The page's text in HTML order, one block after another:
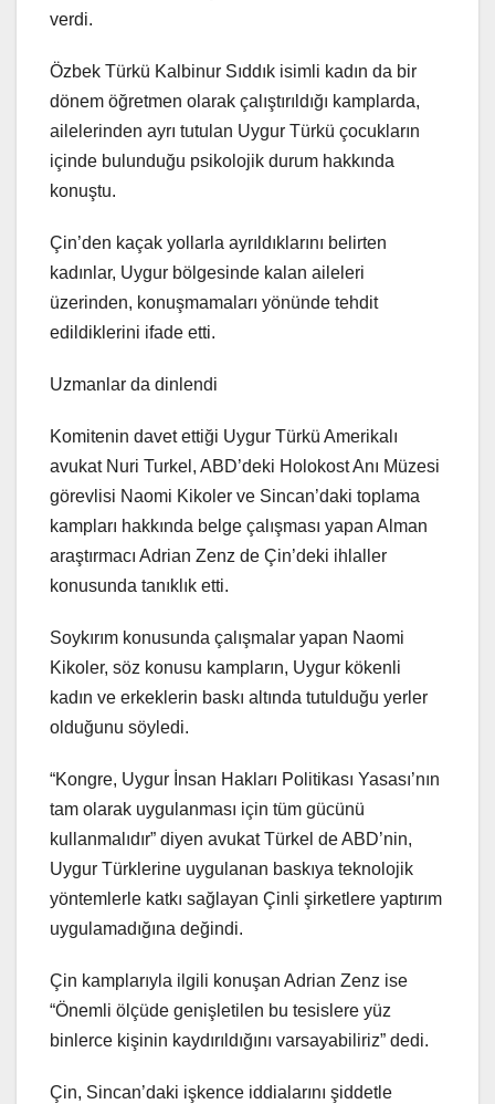
verdi.
Özbek Türkü Kalbinur Sıddık isimli kadın da bir
dönem öğretmen olarak çalıştırıldığı kamplarda,
ailelerinden ayrı tutulan Uygur Türkü çocukların
içinde bulunduğu psikolojik durum hakkında
konuştu.
Çin’den kaçak yollarla ayrıldıklarını belirten
kadınlar, Uygur bölgesinde kalan aileleri
üzerinden, konuşmamaları yönünde tehdit
edildiklerini ifade etti.
Uzmanlar da dinlendi
Komitenin davet ettiği Uygur Türkü Amerikalı
avukat Nuri Turkel, ABD’deki Holokost Anı Müzesi
görevlisi Naomi Kikoler ve Sincan’daki toplama
kampları hakkında belge çalışması yapan Alman
araştırmacı Adrian Zenz de Çin’deki ihlaller
konusunda tanıklık etti.
Soykırım konusunda çalışmalar yapan Naomi
Kikoler, söz konusu kampların, Uygur kökenli
kadın ve erkeklerin baskı altında tutulduğu yerler
olduğunu söyledi.
“Kongre, Uygur İnsan Hakları Politikası Yasası’nın
tam olarak uygulanması için tüm gücünü
kullanmalıdır” diyen avukat Türkel de ABD’nin,
Uygur Türklerine uygulanan baskıya teknolojik
yöntemlerle katkı sağlayan Çinli şirketlere yaptırım
uygulamadığına değindi.
Çin kamplarıyla ilgili konuşan Adrian Zenz ise
“Önemli ölçüde genişletilen bu tesislere yüz
binlerce kişinin kaydırıldığını varsayabiliriz” dedi.
Çin, Sincan’daki işkence iddialarını şiddetle